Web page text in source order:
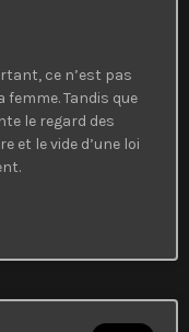
ce n’est pas
femme. Tandis que
le regard des
et le vide d’une loi